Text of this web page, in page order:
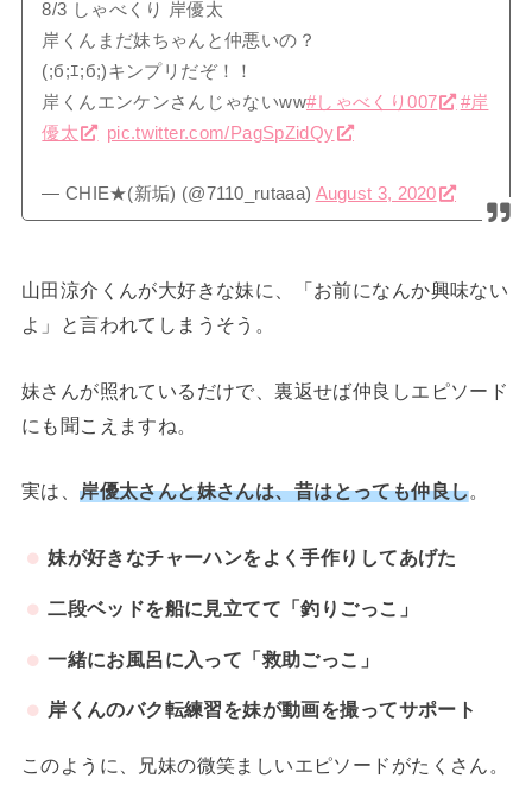
8/3 しゃべくり 岸優太
岸くんまだ妹ちゃんと仲悪いの？
(;б;ｴ;б;)キンプリだぞ！！
岸くんエンケンさんじゃないww#しゃべくり007
#岸
優太
pic.twitter.com/PagSpZidQy
— CHIE★(新垢) (@7110_rutaaa) August 3, 2020
山田涼介くんが大好きな妹に、「お前になんか興味ない
よ」と言われてしまうそう。
妹さんが照れているだけで、裏返せば仲良しエピソード
にも聞こえますね。
実は、岸優太さんと妹さんは、昔はとっても仲良し。
妹が好きなチャーハンをよく手作りしてあげた
二段ベッドを船に見立てて「釣りごっこ」
一緒にお風呂に入って「救助ごっこ」
岸くんのバク転練習を妹が動画を撮ってサポート
このように、兄妹の微笑ましいエピソードがたくさん。